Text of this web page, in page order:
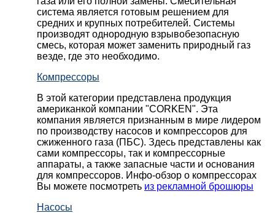
система является готовым решением для
средних и крупных потребителей. Системы
производят однородную взрывобезопасную
смесь, которая может заменить природный газ
везде, где это необходимо.
Компрессоры
В этой категории представлена продукция
американкой компании "CORKEN". Эта
компания является признанным в мире лидером
по производству насосов и компрессоров для
сжиженного газа (ПБС). Здесь представлены как
сами компрессоры, так и компрессорные
аппараты, а также запасные части и основания
для компрессоров. Инфо-обзор о компрессорах
Вы можете посмотреть из рекламной брошюры
Насосы